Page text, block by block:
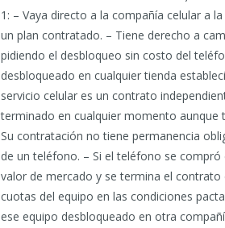
1: – Vaya directo a la compañía celular a
un plan contratado. – Tiene derecho a
pidiendo el desbloqueo sin costo del
desbloqueado en cualquier tienda
servicio celular es un contrato
terminado en cualquier momento
Su contratación no tiene permanencia
de un teléfono. – Si el teléfono se
valor de mercado y se termina el
cuotas del equipo en las condiciones
ese equipo desbloqueado en otra